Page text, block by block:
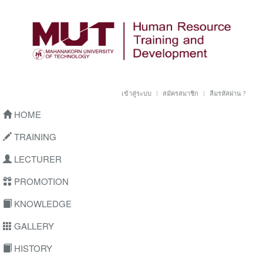
เข้าสู่ระบบ สมัครสมาชิก ลืมรหัสผ่าน ?
HOME
TRAINING
LECTURER
PROMOTION
KNOWLEDGE
GALLERY
HISTORY